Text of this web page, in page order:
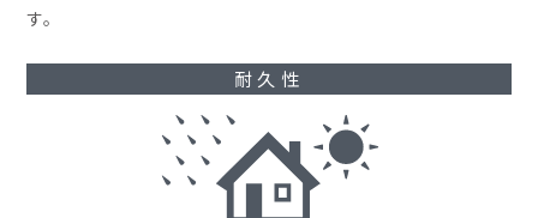
す。
耐久性